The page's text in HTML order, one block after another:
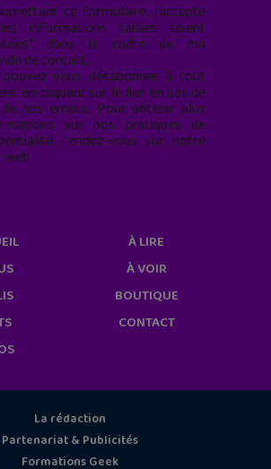
ce formulaire, j’accepte
informations saisies soient
dans le cadre de ma
de contact.
vous désabonner à tout
en cliquant sur le lien en bas de
nos emails. Pour obtenir plus
sur nos pratiques de
rendez-vous sur notre
À LIRE
À VOIR
BOUTIQUE
CONTACT
La rédaction
Partenariat & Publicités
Formations Geek